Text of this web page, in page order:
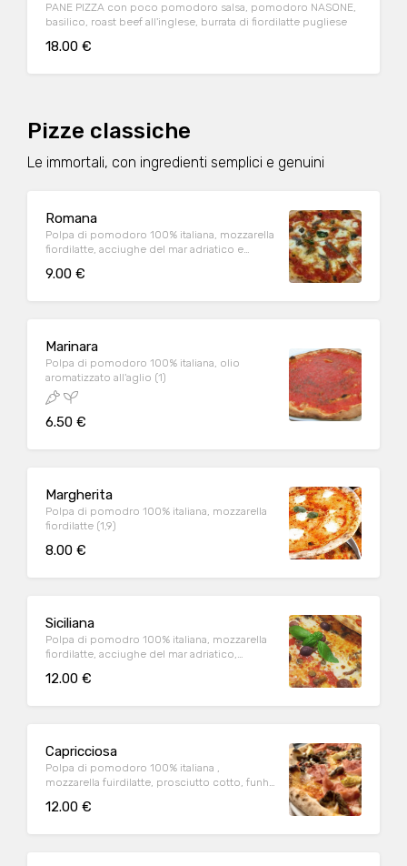
PANE PIZZA con poco pomodoro salsa, pomodoro NASONE,
basilico, roast beef all'inglese, burrata di fiordilatte pugliese
18.00 €
Pizze classiche
Le immortali, con ingredienti semplici e genuini
Romana
Polpa di pomodoro 100% italiana, mozzarella
fiordilatte, acciughe del mar adriatico e
9.00 €
Marinara
Polpa di pomodoro 100% italiana, olio
aromatizzato all'aglio (1)
6.50 €
Margherita
Polpa di pomodro 100% italiana, mozzarella
fiordilatte (1,9)
8.00 €
Siciliana
Polpa di pomodro 100% italiana, mozzarella
fiordilatte, acciughe del mar adriatico,
12.00 €
Capricciosa
Polpa di pomodoro 100% italiana ,
mozzarella fuirdilatte, prosciutto cotto, funhi,
12.00 €